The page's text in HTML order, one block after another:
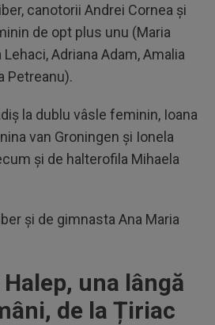
canotorii Andrei Cornea şi
de opt plus unu (Maria
Adriana Adam, Amalia
Petreanu).
la dublu vâsle feminin, Ioana
van Groningen şi Ionela
şi de halterofila Mihaela
şi de gimnasta Ana Maria
una lângă
de la Țiriac